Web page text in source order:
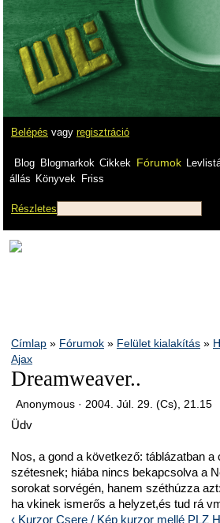
Belépés vagy regisztráció
Blog Blogmarkok Cikkek Fórumok
állás Könyvek Friss
Részletes
Címlap » Fórumok » Felület kialakítás »
Ajax
Dreamweaver..
Anonymous · 2004. Júl. 29. (Cs), 21.15
Üdv
Nos, a gond a következő: táblázatban a
szétesnek; hiába nincs bekapcsolva a
sorokat sorvégén, hanem széthúzza
ha vkinek ismerős a helyzet,és tud rá
‹ Kurzor Csere / Kép kurzor mellé PLZ